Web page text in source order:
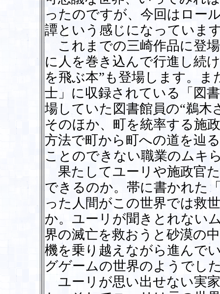
ったのですが、今回はロー
譚という感じになっていま
これまでの三崎作品に登
に人を巻き込んで行進し続
を飛ぶ本”も登場します。ま
士」に収録されている「図
場していた図書館員の“鵜
そのほか、町を統率する施
方法で町から町への道を辿
ことのできない職業のムキ
果たしてユーリや施政官
できるのか。帯に書かれた
った人間がこの世界では救
か。ユーリが聞きとれない
界の滅亡を救おうと砂漠の
機を乗り越えながら進んで
グゲームの世界のようでし
ユーリが思い出せない実